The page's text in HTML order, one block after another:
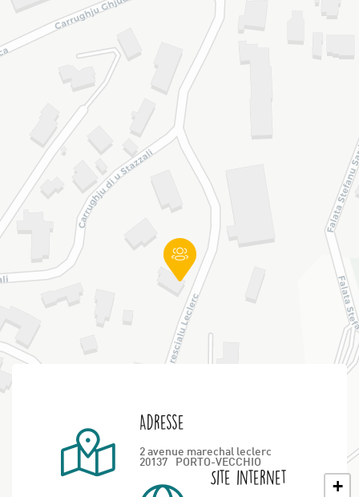
+
Adresse
2 avenue marechal leclerc
20137
PORTO-VECCHIO
Site internet